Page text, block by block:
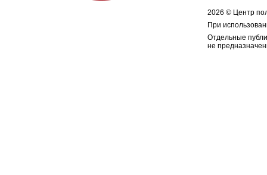
2026 © Центр
При
Отдельные
не